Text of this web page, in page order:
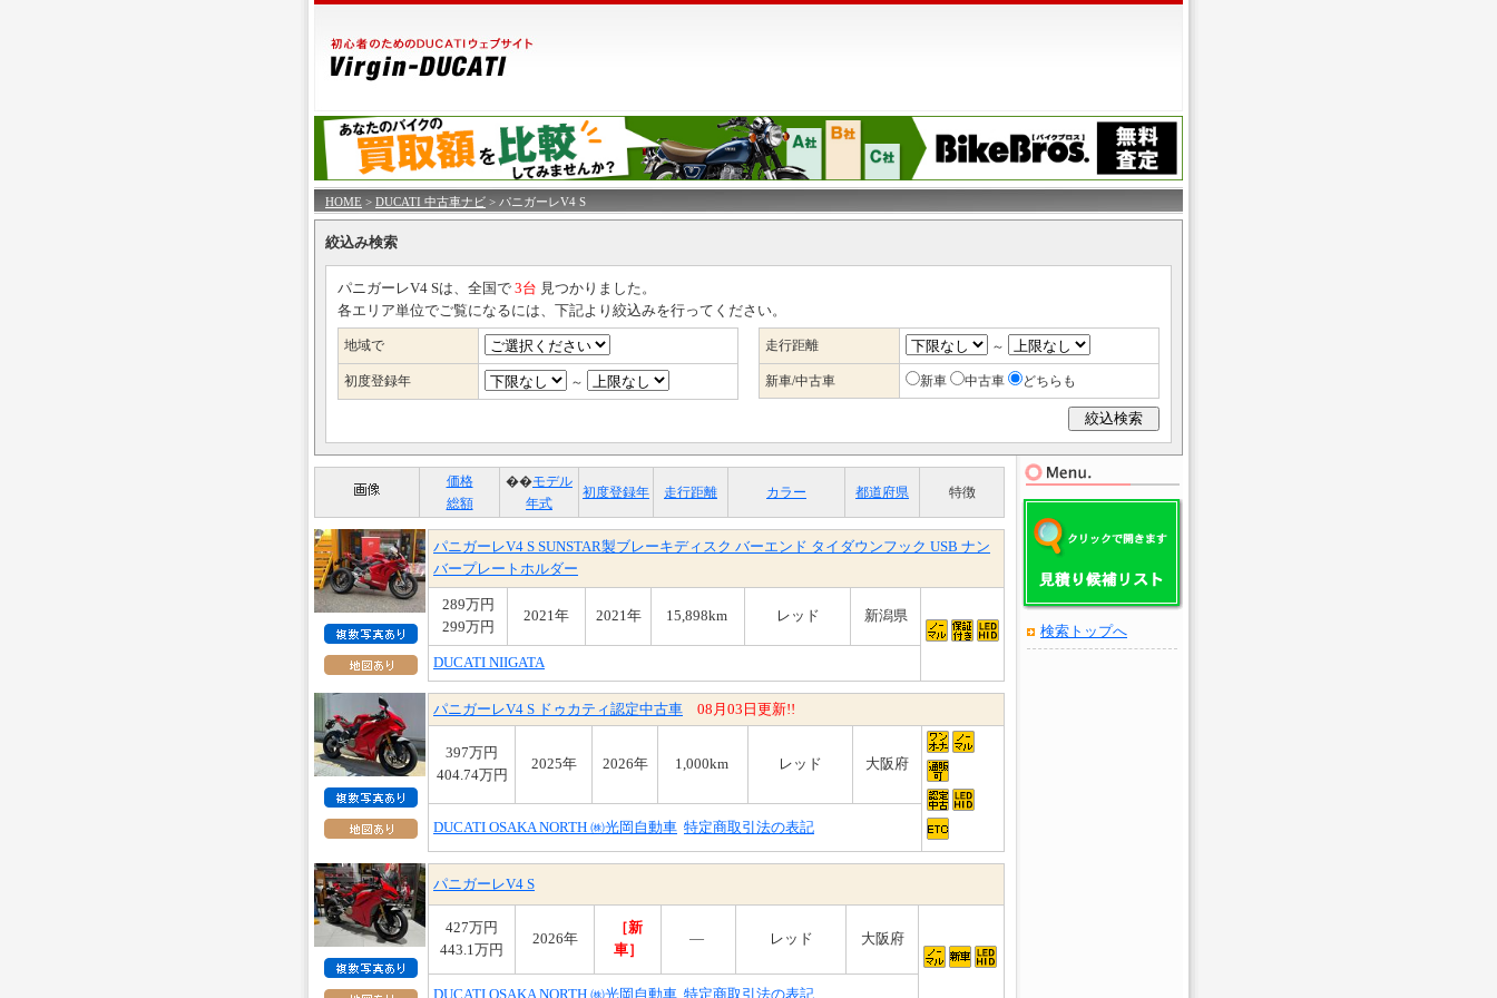
HOME > DUCATI 中古車ナビ > パニガーレV4 S
絞込み検索
パニガーレV4 Sは、全国で 3台 見つかりました。
各エリア単位でご覧になるには、下記より絞込みを行ってください。
地域で
初度登録年 ～
走行距離 ～
新車/中古車 新車 中古車 どちらも
価格
総額
��モデル
年式
初度登録年 走行距離 カラー 都道府県 特徴
パニガーレV4 S SUNSTAR製ブレーキディスク バーエンド タイダウンフック USB ナン
バープレートホルダー
289万円
299万円
2021年 2021年 15,898km レッド 新潟県
DUCATI NIIGATA
パニガーレV4 S ドゥカティ認定中古車 08月03日更新!!
397万円
404.74万円
2025年 2026年 1,000km レッド 大阪府
DUCATI OSAKA NORTH ㈱光岡自動車 特定商取引法の表記
パニガーレV4 S
427万円
443.1万円
2026年
［新
車］
― レッド 大阪府
DUCATI OSAKA NORTH ㈱光岡自動車 特定商取引法の表記
検索トップへ